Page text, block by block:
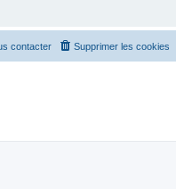
Supprimer les cookies
contacter